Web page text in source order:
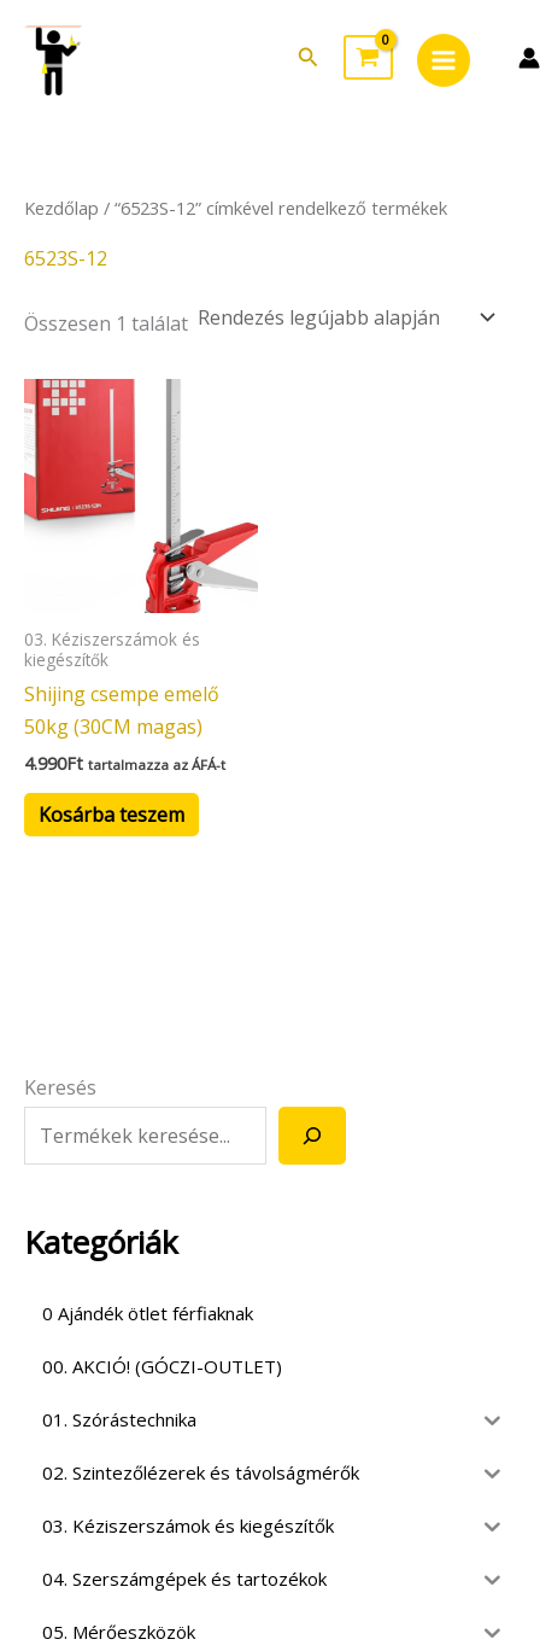
content
Search
Menu
Keresés
Kategóriák
0 Ajándék ötlet férfiaknak
00. AKCIÓ! (GÓCZI-OUTLET)
01. Szórástechnika
02. Szintezőlézerek és távolságmérők
03. Kéziszerszámok és kiegészítők
04. Szerszámgépek és tartozékok
05. Mérőeszközök
Kezdőlap / “6523S-12” címkével rendelkező termékek
6523S-12
Összesen 1 találat
03. Kéziszerszámok és
kiegészítők
Shijing csempe emelő
50kg (30CM magas)
4.990Ft tartalmazza az ÁFÁ-t
Kosárba teszem